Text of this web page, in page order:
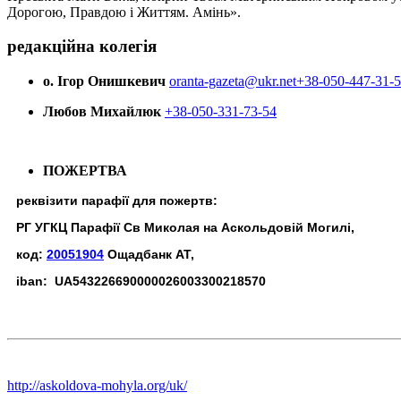
Дорогою, Правдою і Життям. Амінь».
редакційна колегія
о. Ігор Онишкевич oranta-gazeta@ukr.net+38-050-447-31-
Любов Михайлюк +38-050-331-73-54
ПОЖЕРТВА
реквізити парафії для пожертв:
РГ УГКЦ Парафії Св Миколая на Аскольдовій Могилі,
код: 20051904 Ощадбанк АТ,
iban: UA543226690000026003300218570
http://askoldova-mohyla.org/uk/